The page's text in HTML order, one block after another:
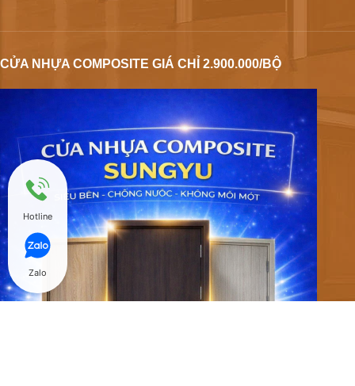
CỬA NHỰA COMPOSITE GIÁ CHỈ 2.900.000/BỘ
Hotline
Zalo